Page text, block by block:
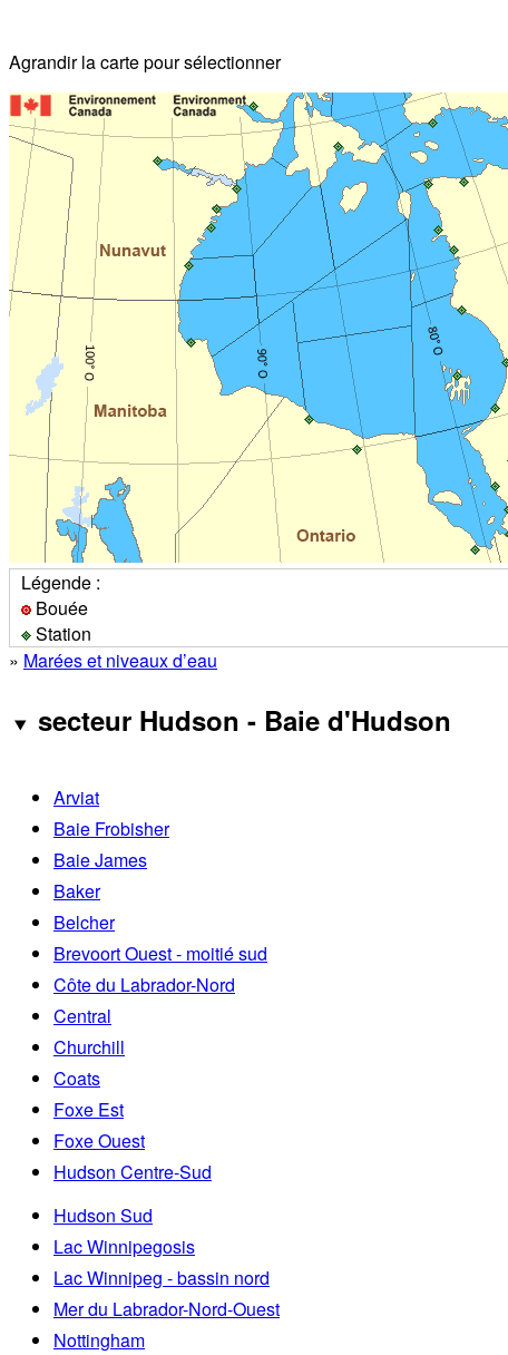
Agrandir la carte pour sélectionner
Légende :
Bouée
Station
» Marées et niveaux d’eau
secteur Hudson - Baie d'Hudson
Arviat
Baie Frobisher
Baie James
Baker
Belcher
Brevoort Ouest - moitié sud
Côte du Labrador-Nord
Central
Churchill
Coats
Foxe Est
Foxe Ouest
Hudson Centre-Sud
Hudson Sud
Lac Winnipegosis
Lac Winnipeg - bassin nord
Mer du Labrador-Nord-Ouest
Nottingham